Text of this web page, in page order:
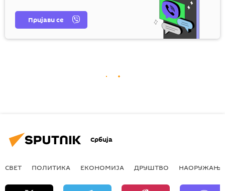
Пријави се
Србија
СВЕТ ПОЛИТИКА ЕКОНОМИЈА ДРУШТВО НАОРУЖАЊЕ